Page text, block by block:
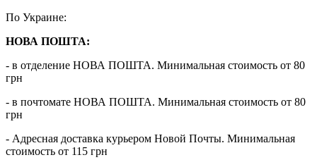
По Украине:
НОВА ПОШТА:
- в отделение НОВА ПОШТА. Минимальная стоимость от 80
грн
- в почтомате НОВА ПОШТА. Минимальная стоимость от 80
грн
- Адресная доставка курьером Новой Почты. Минимальная
стоимость от 115 грн